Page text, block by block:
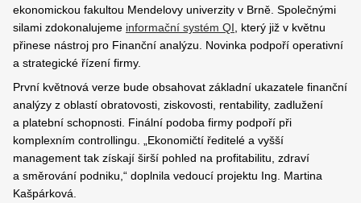
ekonomickou fakultou Mendelovy univerzity v Brně. Společnými
silami zdokonalujeme informační systém QI , který již v květnu
přinese nástroj pro Finanční analýzu. Novinka podpoří operativní
a strategické řízení firmy.
První květnová verze bude obsahovat základní ukazatele finanční
analýzy z oblastí obratovosti, ziskovosti, rentability, zadlužení
a platební schopnosti. Finální podoba firmy podpoří při
komplexním controllingu. „Ekonomičtí ředitelé a vyšší
management tak získají širší pohled na profitabilitu, zdraví
a směrování podniku,“ doplnila vedoucí projektu Ing. Martina
Kašpárková.